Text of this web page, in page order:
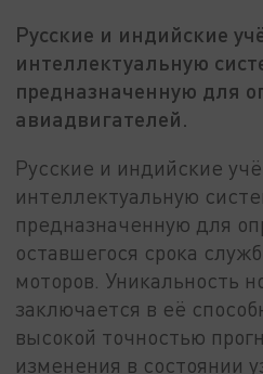
Русские и индийские
интеллектуальную
предназначенную для
авиадвигателей.
Русские и индийские
интеллектуальную
предназначенную для
оставшегося срока
моторов. Уникальность
заключается в её
высокой точностью
изменения в состоянии